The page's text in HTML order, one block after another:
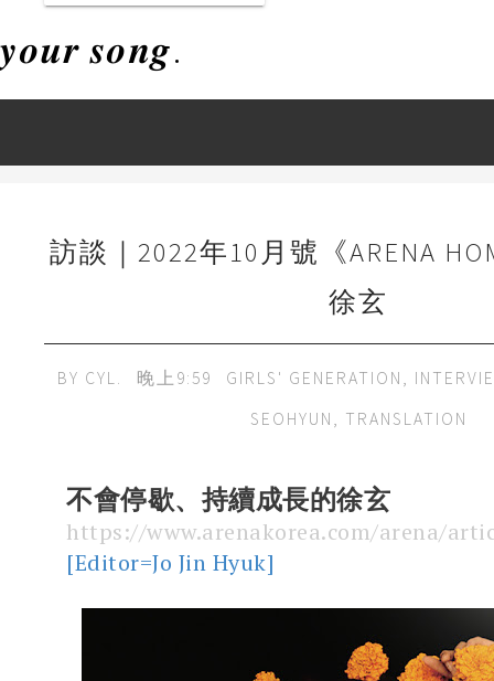
𝒚𝒐𝒖𝒓 𝒔𝒐𝒏𝒈.
訪談｜2022年10月號《ARENA
徐玄
BY CYL. 晚上9:59 GIRLS' GENERATION ,
SEOHYUN , TRANSLATION
不會停歇、持續成長的徐玄
https://www.arenakorea.com/arena/
[Editor=Jo Jin Hyuk]